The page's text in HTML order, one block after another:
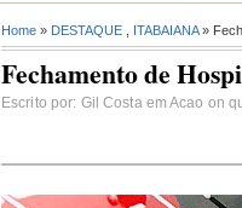
Home » DESTAQUE ITABAIANA»
Fechamento de
Escrito por: Gil Costa em Acao on